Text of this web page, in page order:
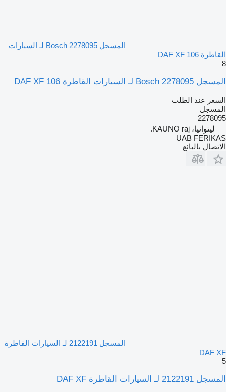
المسجل Bosch 2278095 لـ السيارات
القاطرة DAF XF 106
8
المسجل Bosch 2278095 لـ السيارات القاطرة DAF XF 106
السعر عند الطلب
المسجل
2278095
ليتوانيا، KAUNO raj.
UAB FERIKAS
الاتصال بالبائع
المسجل 2122191 لـ السيارات القاطرة
DAF XF
5
المسجل 2122191 لـ السيارات القاطرة DAF XF